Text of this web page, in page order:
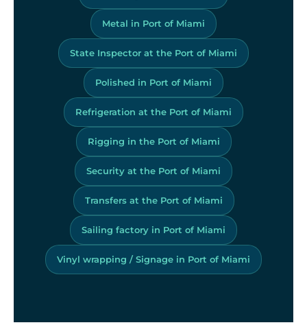
Metal in Port of Miami
State Inspector at the Port of Miami
Polished in Port of Miami
Refrigeration at the Port of Miami
Rigging in the Port of Miami
Security at the Port of Miami
Transfers at the Port of Miami
Sailing factory in Port of Miami
Vinyl wrapping / Signage in Port of Miami